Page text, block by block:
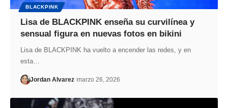
BLACKPINK
Lisa de BLACKPINK enseña su curvilínea y
sensual figura en nuevas fotos en bikini
Lisa de BLACKPINK ha vuelto a encender las redes, y en
esta…
Jordan Alvarez marzo 26, 2026